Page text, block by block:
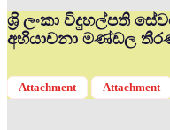
ශ්‍රි ලංකා විදුහල්පති
අභියාචනා මණ්ඩල
Attachment Attachment